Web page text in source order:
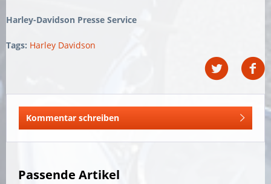
Harley-Davidson Presse Service
Tags: Harley Davidson
Kommentar schreiben
Passende Artikel